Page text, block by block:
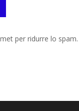
per ridurre lo spam.